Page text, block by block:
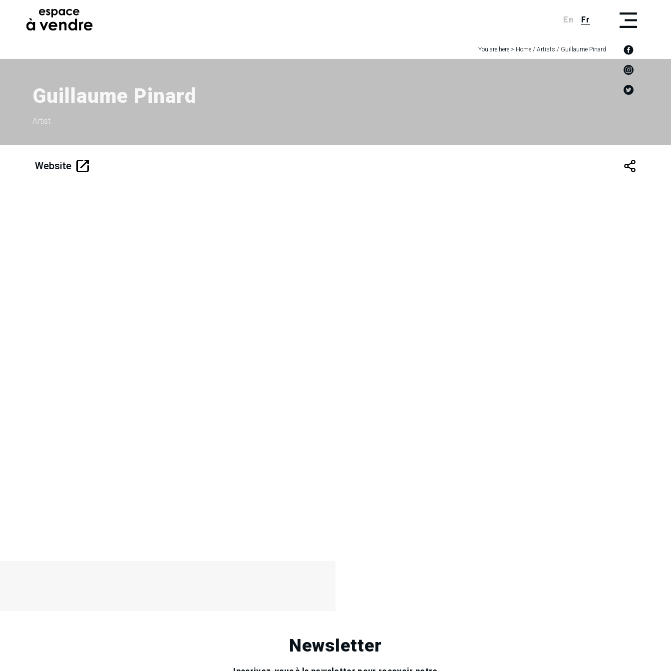
En Fr
You are here > Home / Artists / Guillaume Pinard
Guillaume Pinard
Artist
Website
Newsletter